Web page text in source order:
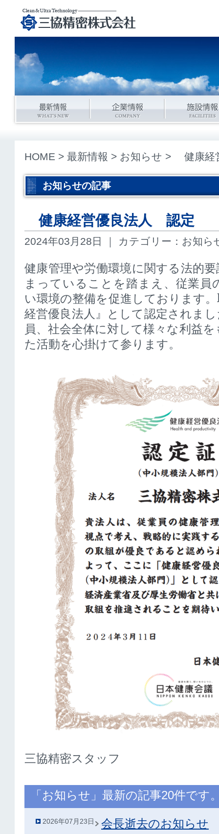
HOME > 最新情報 > お知らせ > 健康経
お知らせの記事
健康経営優良法人 認定
2024年03月28日 ｜ カテゴリー：お知ら
健康管理や労働環境に関する法的
まっていることを踏まえ、従業員
い環境の整備を促進しております
経営優良法人』として認定されま
員、社会全体に対して様々な利益
た活動を心掛けて参ります。
三協精密スタッフ
「お知らせ」最新の記事20件です
2026年07月23日 会長逝去のお知らせ